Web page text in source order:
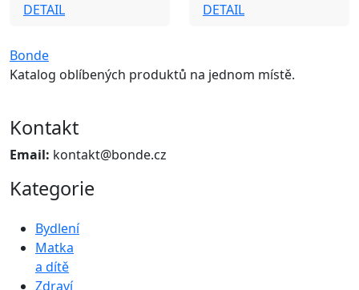
DETAIL DETAIL
Bonde
Katalog oblíbených produktů na jednom místě.
Kontakt
Email: kontakt@bonde.cz
Kategorie
Bydlení
Matka
a dítě
Zdraví